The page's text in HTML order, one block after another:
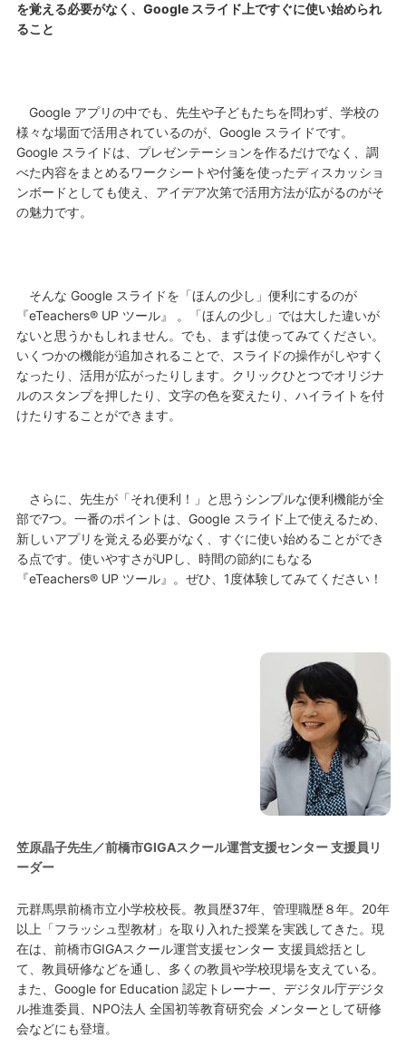
を覚える必要がなく、Google スライド上ですぐに使い始められ
ること
Google アプリの中でも、先生や子どもたちを問わず、学校の
様々な場面で活用されているのが、Google スライドです。
Google スライドは、プレゼンテーションを作るだけでなく、調
べた内容をまとめるワークシートや付箋を使ったディスカッショ
ンボードとしても使え、アイデア次第で活用方法が広がるのがそ
の魅力です。
そんな Google スライドを「ほんの少し」便利にするのが
『eTeachers® UP ツール』 。「ほんの少し」では大した違いが
ないと思うかもしれません。でも、まずは使ってみてください。
いくつかの機能が追加されることで、スライドの操作がしやすく
なったり、活用が広がったりします。クリックひとつでオリジナ
ルのスタンプを押したり、文字の色を変えたり、ハイライトを付
けたりすることができます。
さらに、先生が「それ便利！」と思うシンプルな便利機能が全
部で7つ。一番のポイントは、Google スライド上で使えるため、
新しいアプリを覚える必要がなく、すぐに使い始めることができ
る点です。使いやすさがUPし、時間の節約にもなる
『eTeachers® UP ツール』。ぜひ、1度体験してみてください！
笠原晶子先生／​​前橋市GIGAスクール運営支援センター 支援員リ
ーダー
元群馬県前橋市立小学校校長。教員歴37年、管理職歴８年。20年
以上「フラッシュ型教材」を取り入れた授業を実践してきた。現
在は、前橋市GIGAスクール運営支援センター 支援員総括とし
て、教員研修などを通し、多くの教員や学校現場を支えている。
また、Google for Education 認定トレーナー、デジタル庁デジタ
ル推進委員、NPO法人 全国初等教育研究会 メンターとして研修
会などにも登壇。